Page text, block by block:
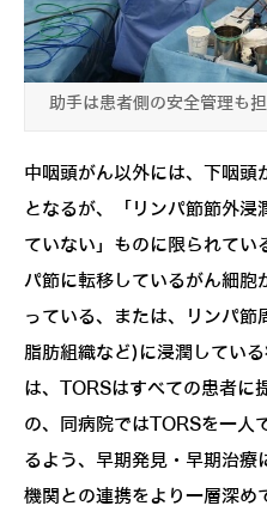
助手は患者側の安全管理も
中咽頭がん以外には、下咽
となるが、「リンパ節節外浸
ていない」ものに限られてい
パ節に転移しているがん細胞
っている、または、リンパ節
脂肪組織など)に浸潤してい
は、TORSはすべての患者に
の、同病院ではTORSを一人
るよう、早期発見・早期治療
機関との連携をより一層深め